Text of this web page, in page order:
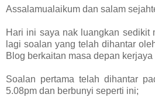
Assalamualaikum dan salam
Hari ini saya nak luangkan sedikit
lagi soalan yang telah dihantar
Blog berkaitan masa depan
Soalan pertama telah dihantar
5.08pm dan berbunyi seperti ini;